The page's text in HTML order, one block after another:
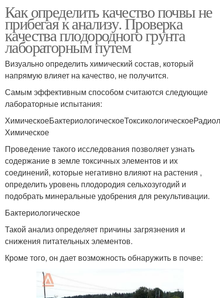
Как определить качество почвы не
прибегая к анализу. Проверка
качества плодородного грунта
лабораторным путем
Визуально определить химический состав, который
напрямую влияет на качество, не получится.
Самым эффективным способом считаются следующие
лабораторные испытания:
Химическое
Проведение такого исследования позволяет узнать
содержание в земле токсичных элементов и их
соединений, которые негативно влияют на растения ,
определить уровень плодородия сельхозугодий и
подобрать минеральные удобрения для рекультивации.
Бактериологическое
Такой анализ определяет причины загрязнения и
снижения питательных элементов.
Кроме того, он дает возможность обнаружить в почве: